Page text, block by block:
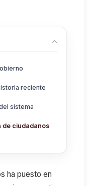
reciente
sistema
de ciudadanos
ha puesto en